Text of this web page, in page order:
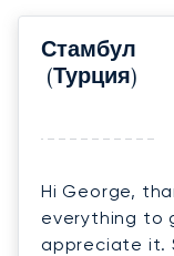
Стамбул
(Турция)
Hi George,
everything to
appreciate it.